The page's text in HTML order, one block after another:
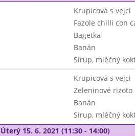
Krupicová s vejci
Fazole chilli con
Bagetka
Banán
Sirup, mléčný
Krupicová s vejci
Zeleninové rizoto
Banán
Sirup, mléčný
Úterý 15. 6. 2021 (11:30 - 14:00)